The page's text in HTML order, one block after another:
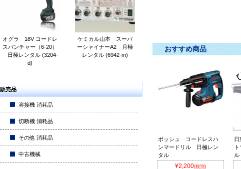
オグラ 18V コードレ
スパンチャー（6-20）
日極レンタル (3204-
d)
ケミカル山本 スーパ
ーシャイナーA2 月極
レンタル (6942-m)
販売品
溶接機 消耗品
切断機 消耗品
その他 消耗品
中古機械
おすすめ商品
ボッシュ コードレスハ
ンマードリル 日極レン
タル
¥2,200(税別)
ル